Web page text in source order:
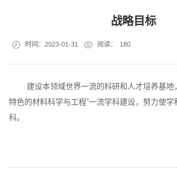
战略目标
时间：2023-01-31 阅读： 180
建设本领域世界一流的科研和人才培养基地
特色的材料科学与工程”一流学科建设，努力使
科。